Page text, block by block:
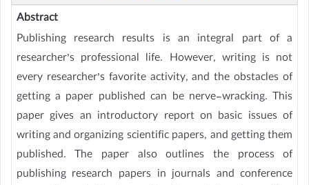
Abstract
Publishing research results is an integral part of a
researcher’s professional life. However, writing is not
every researcher’s favorite activity, and the obstacles of
getting a paper published can be nerve-wracking. This
paper gives an introductory report on basic issues of
writing and organizing scientific papers, and getting them
published. The paper also outlines the process of
publishing research papers in journals and conference